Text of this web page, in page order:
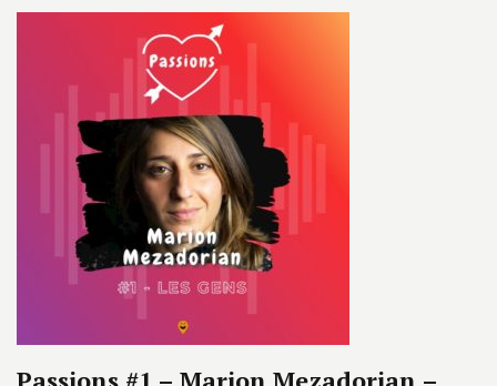
Passions #1 – Marion Mezadorian –